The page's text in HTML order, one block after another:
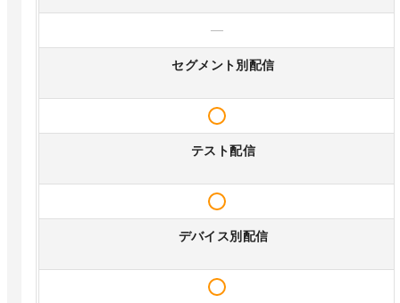
—
セグメント別配信
テスト配信
デバイス別配信